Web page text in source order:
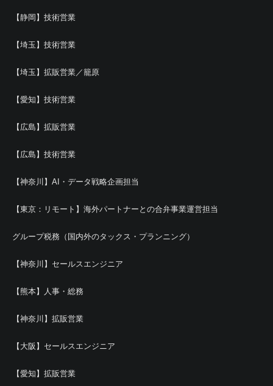
【静岡】技術営業
【埼玉】技術営業
【埼玉】拡販営業／籠原
【愛知】技術営業
【広島】拡販営業
【広島】技術営業
【神奈川】AI・データ戦略企画担当
【東京：リモート】海外パートナーとの合弁事業運営担当
グループ税務（国内外のタックス・プランニング）
【神奈川】セールスエンジニア
【熊本】人事・総務
【神奈川】拡販営業
【大阪】セールスエンジニア
【愛知】拡販営業